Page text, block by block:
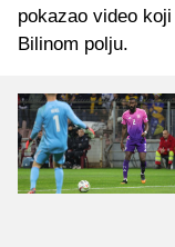
pokazao video
Bilinom polju.